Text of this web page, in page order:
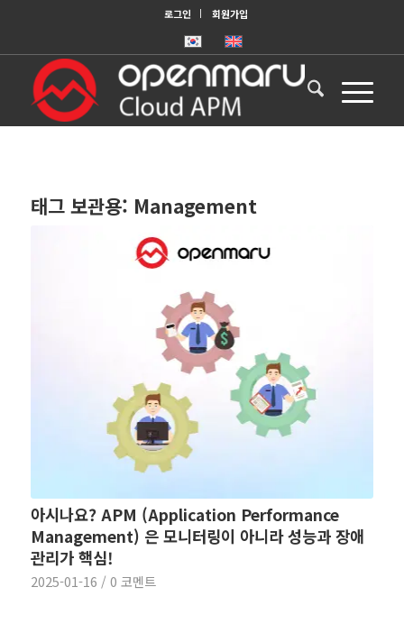
로그인 회원가입
태그 보관용: Management
아시나요? APM (Application Performance
Management) 은 모니터링이 아니라 성능과 장애
관리가 핵심!
2025-01-16 / 0 코멘트